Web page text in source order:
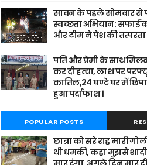
सावन के पहले सोमवार से
स्वच्छता अभियान: सफाई
और टीम ने पेश की
पति और प्रेमी के साथ
कर दी हत्या, लाश पर
कातिल,24 घण्टे घर में
हुआ पर्दाफाश ।
POPULAR POSTS
छात्रा को सरे राह मारी
थी धमकी, कहा मुझसे शादी